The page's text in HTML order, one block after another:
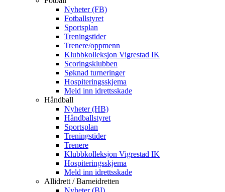
Nyheter (FB)
Fotballstyret
Sportsplan
Treningstider
Trenere/oppmenn
Klubbkolleksjon Vigrestad IK
Scoringsklubben
Søknad turneringer
Hospiteringsskjema
Meld inn idrettsskade
Håndball
Nyheter (HB)
Håndballstyret
Sportsplan
Treningstider
Trenere
Klubbkolleksjon Vigrestad IK
Hospiteringsskjema
Meld inn idrettsskade
Allidrett / Barneidretten
Nyheter (BI)